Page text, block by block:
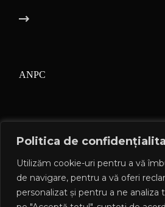
Politica de
Utilizăm cookie-uri pentru a vă
de navigare, pentru a vă oferi
personalizat și pentru a ne analiza
ANPC
Termeni și condiții